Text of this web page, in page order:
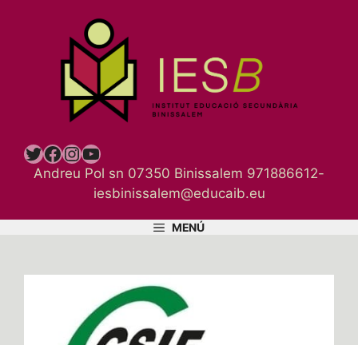
Twitter
Facebook
Instagram
YouTube
Andreu Pol sn 07350 Binissalem 971886612-
iesbinissalem@educaib.eu
MENÚ